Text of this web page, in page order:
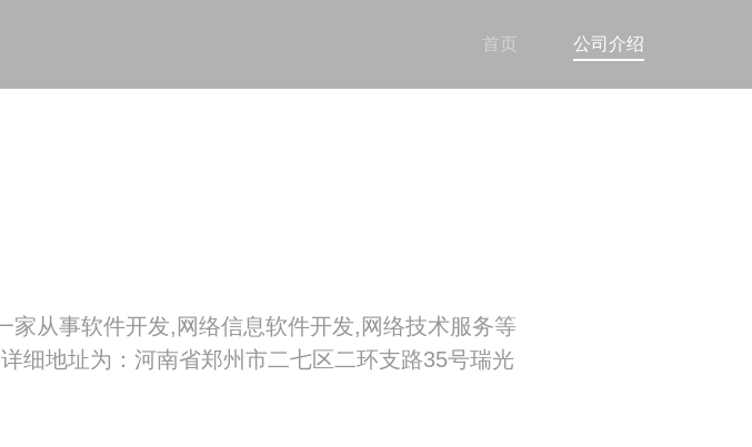
首页 公司介绍
家从事软件开发,网络信息软件开发,网络技术服务等
细地址为：河南省郑州市二七区二环支路35号瑞光